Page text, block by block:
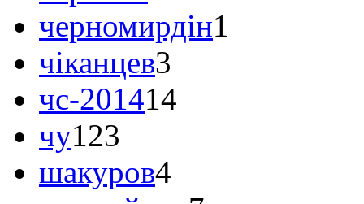
черномирдін1
чіканцев3
чс-201414
чу123
шакуров4